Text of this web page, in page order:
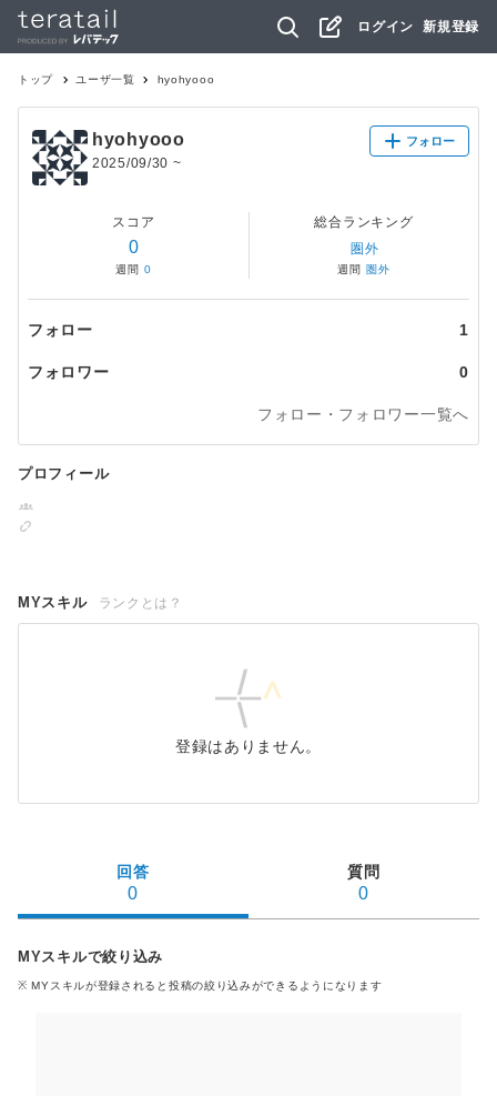
ログイン 新規登録
トップ ユーザ一覧 hyohyooo
hyohyooo
2025/09/30 ~
フォロー
スコア
0
週間 0
総合ランキング
圏外
週間 圏外
フォロー 1
フォロワー 0
フォロー・フォロワー一覧へ
プロフィール
MYスキル ランクとは？
登録はありません。
回答
0
質問
0
MYスキルで絞り込み
※ MYスキルが登録される と投稿の絞り込みができるようになります